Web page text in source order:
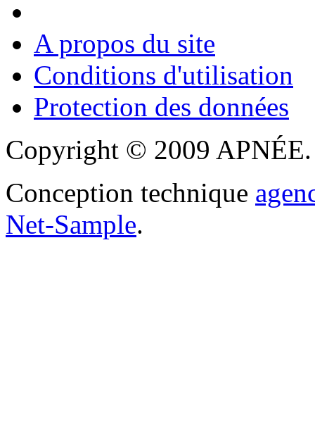
A propos du site
Conditions d'utilisation
Protection des données
Copyright © 2009 APNÉE.
Conception technique
Net-Sample.